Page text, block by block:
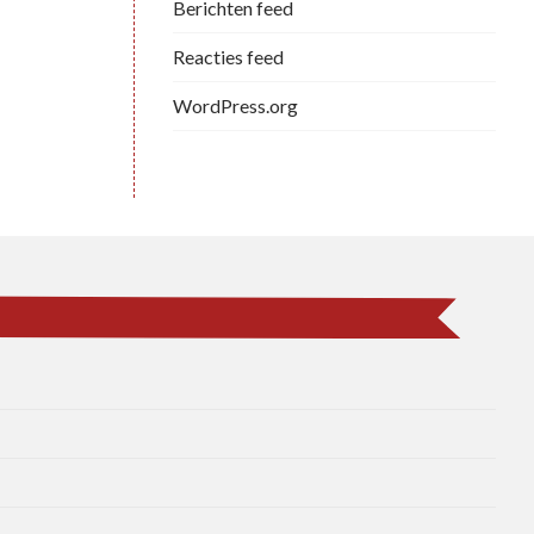
Berichten feed
Reacties feed
WordPress.org